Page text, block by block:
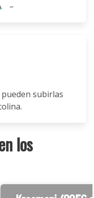
–
subirlas
los